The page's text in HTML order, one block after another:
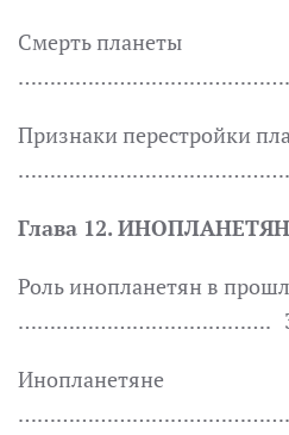
Смерть планеты
Признаки перестройки
Глава 12.
Роль инопланетян в
………………………………….
Инопланетяне